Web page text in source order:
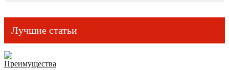
Лучшие статьи